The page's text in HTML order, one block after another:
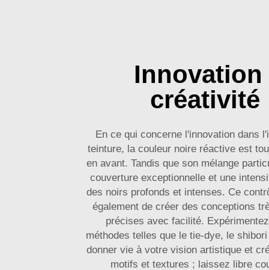
Innovation
créativité
En ce qui concerne l'innovation dans
teinture, la couleur noire réactive est
en avant. Tandis que son mélange
couverture exceptionnelle et une
des noirs profonds et intenses. Ce
également de créer des conceptions
précises avec facilité.
méthodes telles que le tie-dye, le
donner vie à votre vision artistique et
motifs et textures ; laissez libre